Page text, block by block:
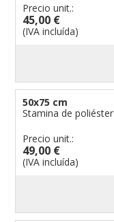
Precio unit.:
45,00 €
(IVA incluída)
50x75 cm
Stamina de poliéster
Precio unit.:
49,00 €
(IVA incluída)